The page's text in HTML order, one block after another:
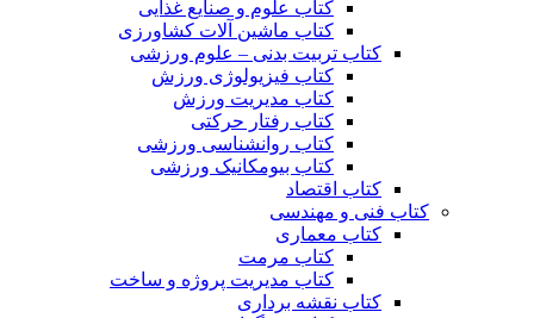
کتاب علوم و صنایع غذایی
کتاب ماشین آلات کشاورزی
کتاب تربیت بدنی – علوم ورزشی
کتاب فیزیولوژی ورزش
کتاب مدیریت ورزش
کتاب رفتار حرکتی
کتاب روانشناسی ورزشی
کتاب بیومکانیک ورزشی
کتاب اقتصاد
کتاب فنی و مهندسی
کتاب معماری
کتاب مرمت
کتاب مدیریت پروژه و ساخت
کتاب نقشه برداری